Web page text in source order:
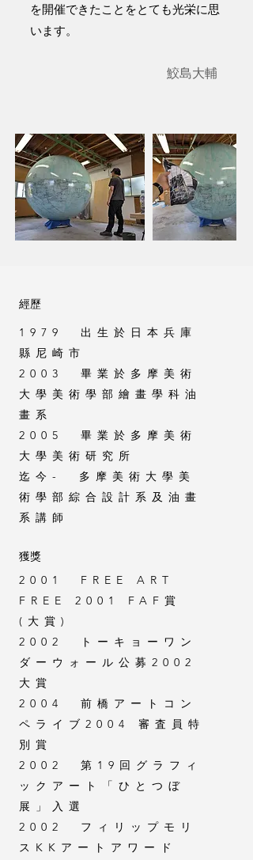
を開催できたことをとても光栄に思
います。
鮫島大輔
經歷
1979 出生於日本兵庫
縣尼崎市
2003 畢業於多摩美術
大學美術學部繪畫學科油
畫系
2005 畢業於多摩美術
大學美術研究所
迄今- 多摩美術大學美
術學部綜合設計系及油畫
系講師
獲獎
2001 FREE ART
FREE 2001 FAF賞
(大賞)
2002 トーキョーワン
ダーウォール公募2002
大賞
2004 前橋アートコン
ペライブ2004 審査員特
別賞
2002 第19回グラフィ
ックアート「ひとつぼ
展」入選
2002 フィリップモリ
スKKアートアワード